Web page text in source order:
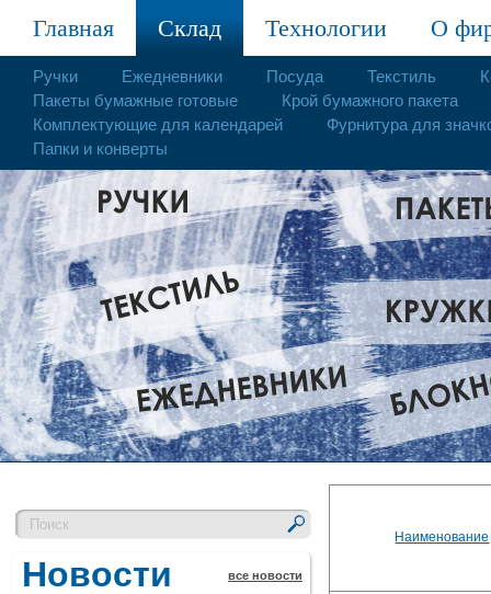
Главная Склад Технологии О
Ручки Ежедневники Посуда Текстиль
Пакеты бумажные готовые
Крой бумажного пакета
Комплектующие для календарей
Фурнитура для
Папки и конверты
Новости все новости
Наименование